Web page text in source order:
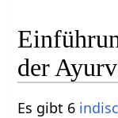
der
Es gibt 6